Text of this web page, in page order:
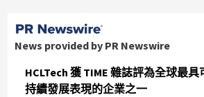
News provided by PR Newswire
HCLTech 獲 TIME 雜誌評為全球最具
持續發展表現的企業之一